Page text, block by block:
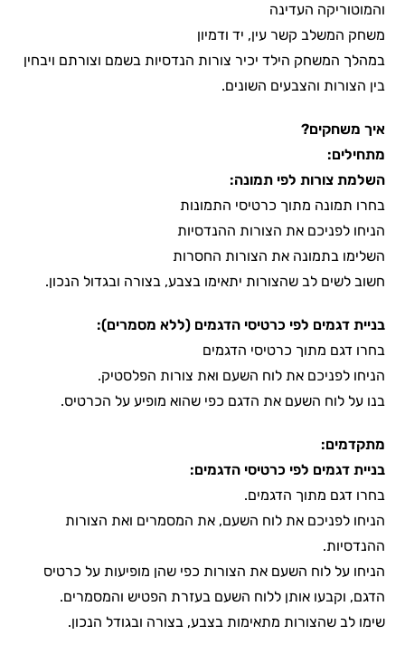
והמוטוריקה העדינה
משחק המשלב קשר עין, יד ודמיון
במהלך המשחק הילד יכיר צורות הנדסיות בשמם וצורתם ויבחין
בין הצורות והצבעים השונים.
איך משחקים?
מתחילים:
השלמת צורות לפי תמונה:
בחרו תמונה מתוך כרטיסי התמונות
הניחו לפניכם את הצורות ההנדסיות
השלימו בתמונה את הצורות החסרות
חשוב לשים לב שהצורות יתאימו בצבע, בצורה ובגדול הנכון.
בניית דגמים לפי כרטיסי הדגמים (ללא מסמרים):
בחרו דגם מתוך כרטיסי הדגמים
הניחו לפניכם את לוח השעם ואת צורות הפלסטיק.
בנו על לוח השעם את הדגם כפי שהוא מופיע על הכרטיס.
מתקדמים:
בניית דגמים לפי כרטיסי הדגמים:
בחרו דגם מתוך הדגמים.
הניחו לפניכם את לוח השעם, את המסמרים ואת הצורות
ההנדסיות.
הניחו על לוח השעם את הצורות כפי שהן מופיעות על כרטיס
הדגם, וקבעו אותן ללוח השעם בעזרת הפטיש והמסמרים.
שימו לב שהצורות מתאימות בצבע, בצורה ובגודל הנכון.